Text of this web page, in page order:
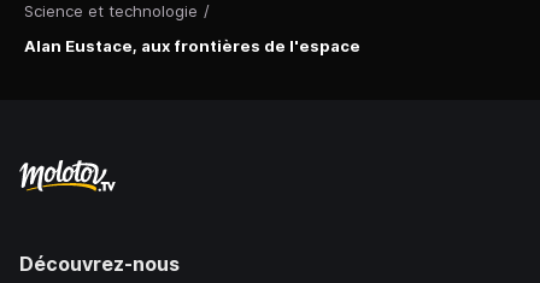
Science et technologie /
Alan Eustace, aux frontières de l'espace
Découvrez-nous